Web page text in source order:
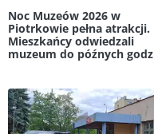
Noc Muzeów 2026 w
Piotrkowie pełna atrakcji.
Mieszkańcy odwiedzali
muzeum do późnych